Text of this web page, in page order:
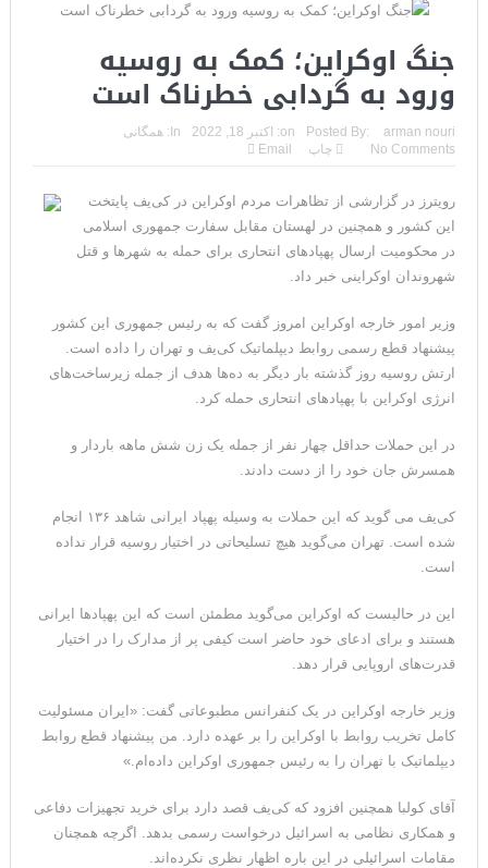
حمله دوباره حوثی‌ها به عربستان؛ سپاه: هیچ توافقی را نهایی
نخواهیم کرد+تحلیل
ترامپ: سرمایه‌گذاران دریافته‌اند که آمریکا در حال پیروزی است
مذاکرات تنگه هرمز به نتیجه نرسید؛ سپاه جنگ را برگزید/بازگشت دو
ناو هواپیمابر
ونزوئلا؛ منتقدان ترامپ اذعان می‌کنند که حق با او بود وضعیت
بهبود یافته است
دیپلمات حکومتی: ترامپ می‌خواهد یک بار برای همیشه نسخه ما را
بپیچد+تحلیل
ترامپ: این آخرین فرصت برای حکومت ایران است، امیدوارم سر عقل
بیایند
حمله احتمالی آمریکا چه شکلی خواهد بود؟ آماده‌باش کامل در
شمال غرب ایران
ترامپ: رهبری حکومت ایران فریبکار و دورویی عجیبی از خود نشان
می‌دهد
جنگ اوکراین؛ کمک به روسیه
ورود به گردابی خطرناک است
Posted By: arman nouri
on: اکتبر 18, 2022 In:
همگانی
No Comments
چاپ Email
رویترز در گزارشی از تظاهرات مردم اوکراین در کی‌یف پایتخت
این کشور و همچنین در لهستان مقابل سفارت جمهوری اسلامی
در محکومیت ارسال پهپادهای انتحاری برای حمله به شهرها و قتل
شهروندان اوکراینی خبر داد.
وزیر امور خارجه اوکراین امروز گفت که به رئیس جمهوری این کشور
پیشنهاد قطع رسمی روابط دیپلماتیک کی‌یف و تهران را داده است.
ارتش روسیه روز گذشته بار دیگر به ده‌ها هدف از جمله زیر‌ساخت‌های
انرژی اوکراین با پهپادهای انتحاری حمله کرد.
در این حملات حداقل چهار نفر از جمله یک زن شش ماهه باردار و
همسرش جان خود را از دست دادند.
کی‌یف می گوید که این حملات به وسیله پهپاد ایرانی شاهد ۱۳۶ انجام
شده است. تهران می‌گوید هیچ تسلیحاتی در اختیار روسیه قرار نداده
است.
این در حالیست که اوکراین می‌گوید مطمئن است که این پهپاد‌ها ایرانی
هستند و برای ادعای خود حاضر است کیفی پر از مدارک را در اختیار
قدرت‌های اروپایی قرار دهد.
وزیر خارجه اوکراین در یک کنفرانس مطبوعاتی گفت: «ایران مسئولیت
کامل تخریب روابط با اوکراین را بر عهده دارد. من پیشنهاد قطع روابط
دیپلماتیک با تهران را به رئیس جمهوری اوکراین داده‌ام.»
آقای کولبا همچنین افزود که کی‌یف قصد دارد برای خرید تجهیزات دفاعی
و همکاری نظامی به اسرائیل درخواست رسمی بدهد. اگرچه همچنان
مقامات اسرائیلی در این باره اظهار نظری نکرده‌اند.